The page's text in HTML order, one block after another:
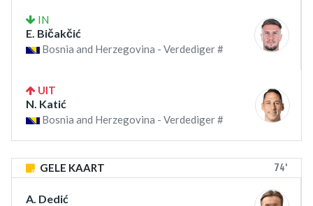
IN
E. Bičakčić
Bosnia and Herzegovina - Verdediger #
UIT
N. Katić
Bosnia and Herzegovina - Verdediger #
GELE KAART 74'
A. Dedić